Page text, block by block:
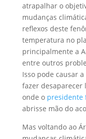
atrapalhar o
mudanças
reflexos deste
temperatura no
principalmente a
entre outros
Isso pode causar
fazer desaparecer
onde o presidente
abrisse mão do
Mas voltando ao